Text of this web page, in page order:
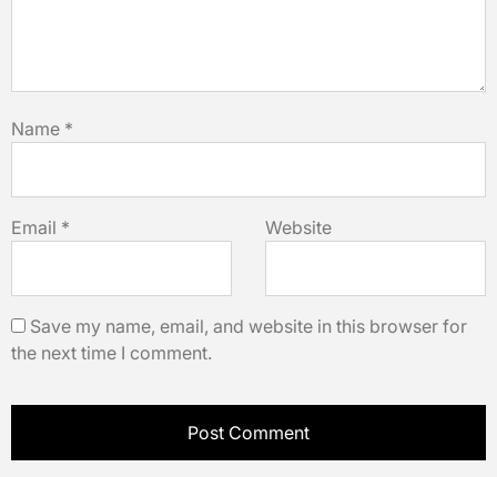
Name *
Email * Website
Save my name, email, and website in this browser for
the next time I comment.